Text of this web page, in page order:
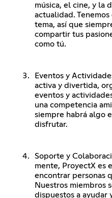
música, el cine, y la
actualidad.
tema, así que
compartir tus
como tú.
Eventos y
activa y divertida,
eventos y
una competencia
siempre habrá algo
disfrutar.
Soporte y
mente, ProyectX es
encontrar personas
Nuestros miembros
dispuestos a ayudar